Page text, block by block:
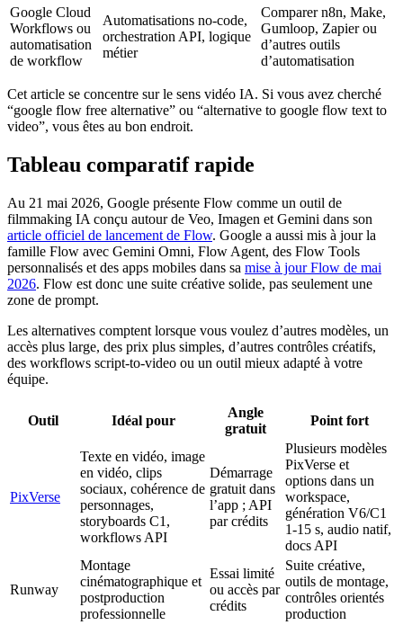
Google Cloud
Workflows ou
automatisation
de workflow
Automatisations no-code,
orchestration API, logique
métier
Comparer n8n, Make,
Gumloop, Zapier ou
d’autres outils
d’automatisation
Cet article se concentre sur le sens vidéo IA. Si vous avez cherché
“google flow free alternative” ou “alternative to google flow text to
video”, vous êtes au bon endroit.
Tableau comparatif rapide
Au 21 mai 2026, Google présente Flow comme un outil de
filmmaking IA conçu autour de Veo, Imagen et Gemini dans son
article officiel de lancement de Flow. Google a aussi mis à jour la
famille Flow avec Gemini Omni, Flow Agent, des Flow Tools
personnalisés et des apps mobiles dans sa mise à jour Flow de mai
2026. Flow est donc une suite créative solide, pas seulement une
zone de prompt.
Les alternatives comptent lorsque vous voulez d’autres modèles, un
accès plus large, des prix plus simples, d’autres contrôles créatifs,
des workflows script-to-video ou un outil mieux adapté à votre
équipe.
Outil Idéal pour
Angle
gratuit
Point fort
PixVerse
Texte en vidéo, image
en vidéo, clips
sociaux, cohérence de
personnages,
storyboards C1,
workflows API
Démarrage
gratuit dans
l’app ; API
par crédits
Plusieurs modèles
PixVerse et
options dans un
workspace,
génération V6/C1
1-15 s, audio natif,
docs API
Runway
Montage
cinématographique et
postproduction
professionnelle
Essai limité
ou accès par
crédits
Suite créative,
outils de montage,
contrôles orientés
production